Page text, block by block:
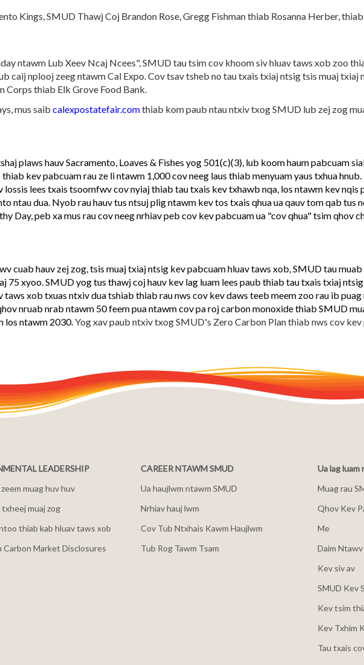
Kings, SMUD Thawj Coj Brandon Rose, Gregg Fishman thiab Rosanna Herber,
ntawm Lub Xeev Ncaj Ncees", SMUD tau tsim cov khoom siv hluav taws xob zoo
caij nplooj zeeg ntawm Cal Expo. Cov tsav tsheb no tau txais txiaj ntsig tsis muaj txiaj
Corps thiab Elk Grove Food Bank.
mus saib calexpostatefair.comthiab kom paub ntau ntxiv txog SMUD lub zej zog
plaws hauv Sacramento, Loaves & Fishes yog 501(c)(3), lub koom haum pabcuam
kev pabcuam rau ze li ntawm 1,000 cov neeg laus thiab menyuam yaus txhua
lees txais tsoomfwv cov nyiaj thiab tau txais kev txhawb nqa, los ntawm kev nqis
ntau dua. Nyob rau hauv tus ntsuj plig ntawm kev tos txais qhua ua qauv tom qab tus
peb xa mus rau cov neeg nrhiav peb cov kev pabcuam ua "cov qhua" tsim qhov
cuab hauv zej zog, tsis muaj txiaj ntsig kev pabcuam hluav taws xob, SMUD tau
75 xyoo. SMUD yog tus thawj coj hauv kev lag luam lees paub thiab tau txais txiaj
xob txuas ntxiv dua tshiab thiab rau nws cov kev daws teeb meem zoo rau ib puag
nruab nrab ntawm 50 feem pua ntawm cov pa roj carbon monoxide thiab SMUD
los ntawm 2030.Yog xav paub ntxiv txog SMUD's Zero Carbon Plan thiab nws cov kev
LEADERSHIP
muag huv huv
muaj zog
thiab kab hluav taws xob
Carbon Market Disclosures
CAREER NTAWM SMUD
Ua haujlwm ntawm SMUD
Nrhiav hauj lwm
Cov Tub Ntxhais Kawm Haujlwm
Tub Rog Tawm Tsam
Ua lag luam
Muag rau
Qhov Kev
Me
Daim
Kev siv av
SMUD Kev
Kev tsim
Kev Txhim
Tau txais